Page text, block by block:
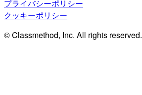
プライバシーポリシー
クッキーポリシー
© Classmethod, Inc. All rights reserved.